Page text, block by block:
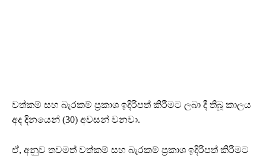
වත්කම් සහ බැරකම් ප්‍රකාශ ඉදිරිපත් කිරීමට ලබා දී තිබූ කාලය
අද දිනයෙන් (30) අවසන් වනවා.
ඒ, අනුව තවමත් වත්කම් සහ බැරකම් ප්‍රකාශ ඉදිරිපත් කිරීමට